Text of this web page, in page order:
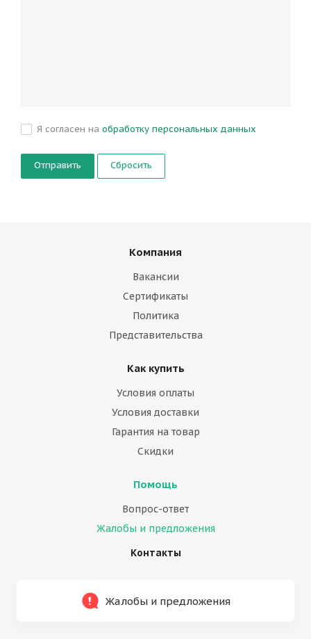
Я согласен на обработку персональных данных
Сбросить
Компания
Вакансии
Сертификаты
Политика
Представительства
Как купить
Условия оплаты
Условия доставки
Гарантия на товар
Скидки
Помощь
Вопрос-ответ
Жалобы и предложения
Контакты
Жалобы и предложения